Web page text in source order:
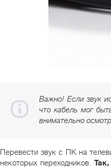
Важно! Если звук
что кабель мог
внимательно
Перевести звук с ПК на
некоторых переходников.